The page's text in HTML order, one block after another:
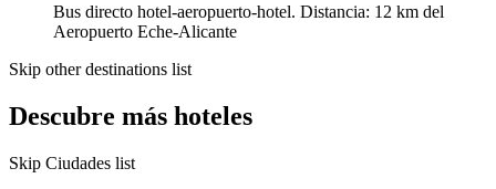
Bus directo hotel-aeropuerto-hotel. Distancia: 12 km del
Aeropuerto Eche-Alicante
Skip other destinations list
Descubre más hoteles
Skip Ciudades list